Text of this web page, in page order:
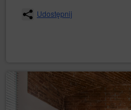
Udostępnij